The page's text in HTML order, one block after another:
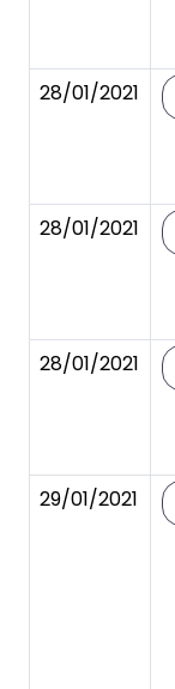
28/01/2021
28/01/2021
28/01/2021
29/01/2021